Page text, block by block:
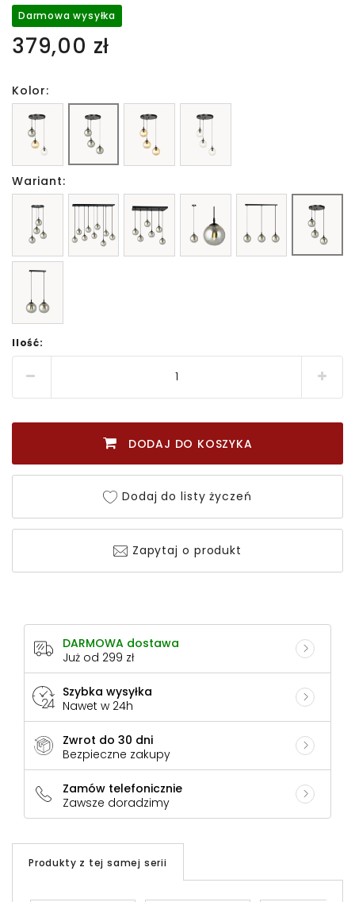
Darmowa wysyłka
379,00 zł
Kolor:
Wariant:
Ilość:
DODAJ DO KOSZYKA
Dodaj do listy życzeń
Zapytaj o produkt
DARMOWA dostawa
Już od 299 zł
Szybka wysyłka
Nawet w 24h
Zwrot do 30 dni
Bezpieczne zakupy
Zamów telefonicznie
Zawsze doradzimy
Produkty z tej samej serii